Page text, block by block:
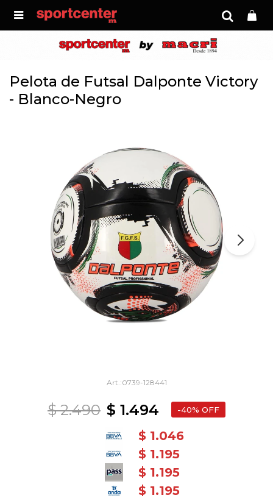

Pelota de Futsal Dalponte Victory
- Blanco-Negro
0739-128441
$ 1.494
$ 2.490 40
$ 1.046
$ 1.195
$ 1.195
$ 1.195